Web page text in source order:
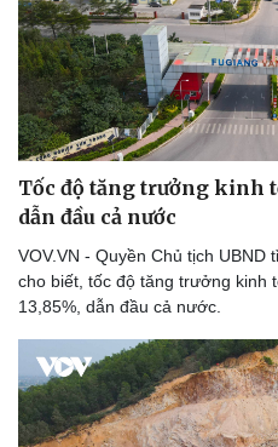
Tốc độ tăng trưởng kinh
dẫn đầu cả nước
VOV.VN - Quyền Chủ tịch UBND
cho biết, tốc độ tăng trưởng kinh
13,85%, dẫn đầu cả nước.